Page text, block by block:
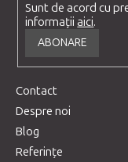
Sunt de acord cu
informațiiaici.
ABONARE
Contact
Despre noi
Blog
Referințe